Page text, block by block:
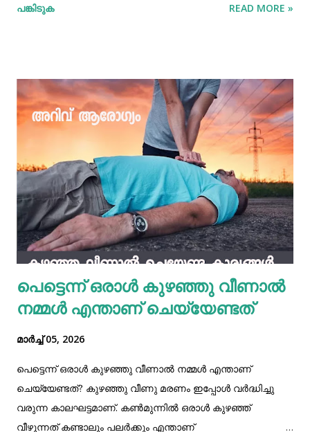
പലരും കൃത്യമായ രീതിയില്‍ പരിചരിക്കാറില്ല. പ്രത്യേകിച്ച്‌
ദീര്‍ഘകാലമായി ഒരോ അടിവസ്ത്രം ഉപയോഗിച്ചാല്‍,
അല്ലെങ്കില്‍, കീറിയതും, സുഷിരങ്ങള്‍ ഉള്ളതുമായ
അടിവസ്ത്രങ്ങള്‍ ഉപയോഗിച്ചാല്‍ ഇത് പലവിധത്തിലുള്ള
ആരോഗ്യ പ്രശ്‌നങ്ങള്‍ക്ക് കാരണമാകുന്നു.
സ്വകാര്യഭാഗത്ത് വിട്ടുമാറാത്ത ദുര്‍ഗന്ധം ഉണ്ടാകുന്നതിന്
കാരണമാകുന്നുണ്ട്. അതുപോലെ, ചിലര്‍ക്ക് അലര്‍ജി
പ്രശ്‌നങ്ങള്‍ രൂപപ്പെടാം. അമിതമായി അലര്‍ജി പ്രശ്‌നങ്ങള്‍
ഉണ്ടായാല്‍ അത, സ്വകാര്യ ഭാഗത്ത് തടിപ്പ്, ചൊറിച്ചില്‍,
നിറവ്യത്യാസം, വേദന എന്നിവ ഉണ്ടാകുന്നതിനും
കാരണമാകുന്നു. ചിലര്‍ക്ക് കുരുക്കള്‍ വരാനും, അണുബാധ
ഉണ്ടാകാനും കാരണമായേക്കാം. ഇതെല്ലാം വൃത്തിയേയും,
ആരോഗ്യത്തേയ...
പങ്കിടുക READ MORE »
പെട്ടെന്ന് ഒരാൾ കുഴഞ്ഞു വീണാൽ
നമ്മൾ എന്താണ് ചെയ്യേണ്ടത്
മാർച്ച് 05, 2026
പെട്ടെന്ന് ഒരാൾ കുഴഞ്ഞു വീണാൽ നമ്മൾ എന്താണ്
ചെയ്യേണ്ടത്? കുഴഞ്ഞു വീണു മരണം ഇപ്പോള്‍ വര്‍ദ്ധിച്ചു
വരുന്ന കാലഘട്ടമാണ്. കണ്‍മുന്നില്‍ ഒരാള്‍ കുഴഞ്ഞ്
വീഴുന്നത് കണ്ടാലും പലര്‍ക്കും എന്താണ്